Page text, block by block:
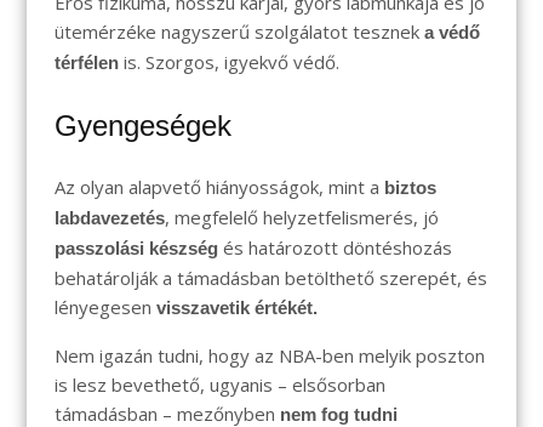
ütemérzéke nagyszerű szolgálatot tesznek a védő
térfélenis. Szorgos, igyekvő védő.
Gyengeségek
Az olyan alapvető hiányosságok, mint a biztos
labdavezetés, megfelelő helyzetfelismerés, jó
passzolási készségés határozott döntéshozás
behatárolják a támadásban betölthető szerepét, és
lényegesen visszavetik értékét.
Nem igazán tudni, hogy az NBA-ben melyik poszton
is lesz bevethető, ugyanis – elsősorban
támadásban – mezőnyben nem fog tudni